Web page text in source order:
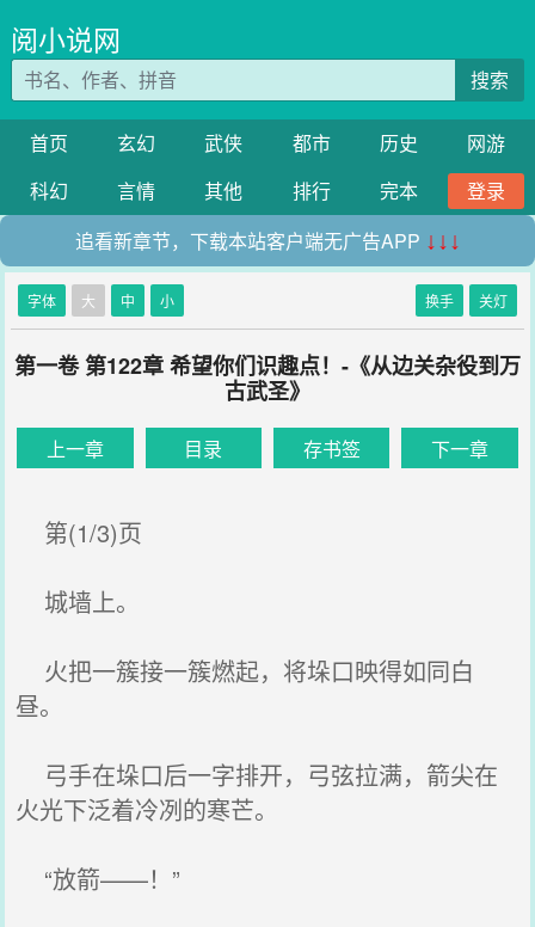
阅小说网
搜索
首页 玄幻 武侠 都市 历史
网游
科幻
言情 其他 排行 完本
登录
追看新章节，下载本站客户端无广告APP ↓↓↓
字体 大 中 小 换手 关灯
第一卷 第122章 希望你们识趣点！-《从边关杂役到万
古武圣》
上一章 目录 存书签 下一章
第(1/3)页
城墙上。
火把一簇接一簇燃起，将垛口映得如同白
昼。
弓手在垛口后一字排开，弓弦拉满，箭尖在
火光下泛着冷冽的寒芒。
“放箭——！”